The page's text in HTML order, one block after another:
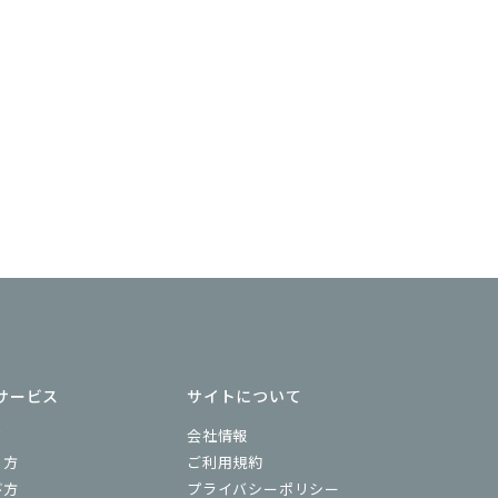
ービス サイトについて
会社情報
ご利用規約
プライバシーポリシー